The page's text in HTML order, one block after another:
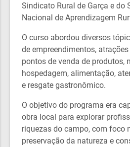
Sindicato Rural de Garça e do
Nacional de Aprendizagem
O curso abordou diversos
de empreendimentos,
pontos de venda de produtos,
hospedagem, alimentação,
e resgate gastronômico.
O objetivo do programa era
obra local para explorar
riquezas do campo, com foco
preservação da natureza e